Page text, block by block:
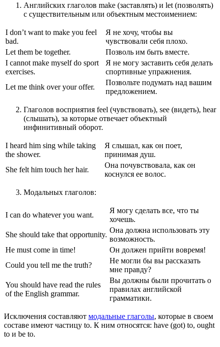
Английских глаголов make (заставлять) и let (позволять)
с существительным или объектным местоимением:
I don’t want to make you feel
bad.
Я не хочу, чтобы вы
чувствовали себя плохо.
Let them be together.
Позволь им быть вместе.
I cannot make myself do sport
exercises.
Я не могу заставить себя делать
спортивные упражнения.
Let me think over your offer.
Позвольте подумать над вашим
предложением.
Глаголов восприятия feel (чувствовать), see (видеть), hear
(слышать), за которые отвечает объектный
инфинитивный оборот.
I heard him sing while taking
the shower.
Я слышал, как он поет,
принимая душ.
She felt him touch her hair.
Она почувствовала, как он
коснулся ее волос.
Модальных глаголов:
I can do whatever you want.
Я могу сделать все, что ты
хочешь.
She should take that opportunity.
Она должна использовать эту
возможность.
He must come in time!
Он должен прийти вовремя!
Could you tell me the truth?
Не могли бы вы рассказать
мне правду?
You should have read the rules
of the English grammar.
Вы должны были прочитать о
правилах английской
грамматики.
Исключения составляют модальные глаголы, которые в своем
составе имеют частицу to. К ним относятся: have (got) to, ought
to и be to.